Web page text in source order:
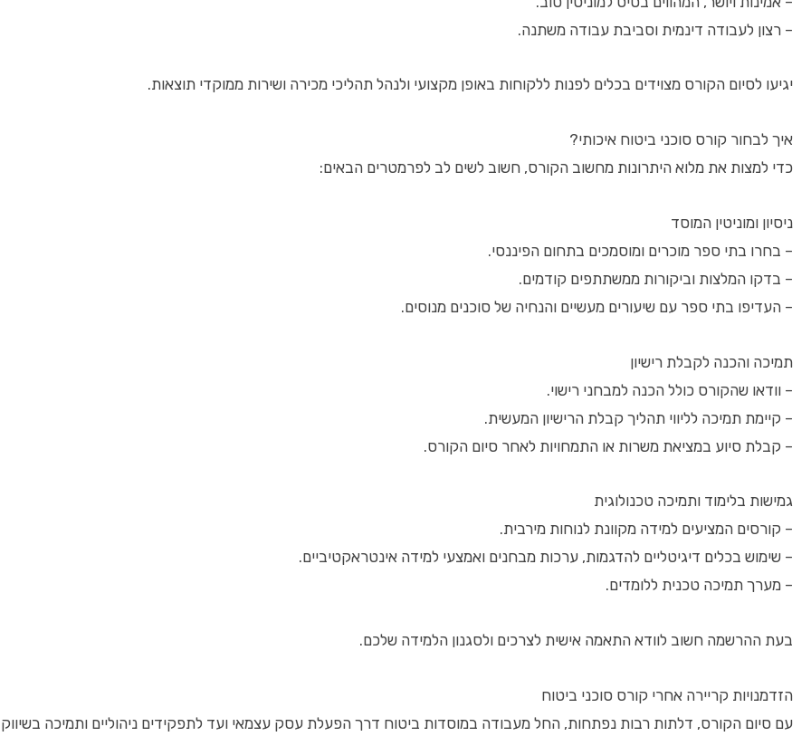
– רצון לעבודה דינמית וסביבת עבודה משתנה.
יגיעו לסיום הקורס מצוידים בכלים לפנות ללקוחות באופן מקצועי ולנהל תהליכי מכירה ושירות ממוקדי תוצאות.
איך לבחור קורס סוכני ביטוח איכותי?
כדי למצות את מלוא היתרונות מחשוב הקורס, חשוב לשים לב לפרמטרים הבאים:
ניסיון ומוניטין המוסד
– בחרו בתי ספר מוכרים ומוסמכים בתחום הפיננסי.
– בדקו המלצות וביקורות ממשתתפים קודמים.
– העדיפו בתי ספר עם שיעורים מעשיים והנחיה של סוכנים מנוסים.
תמיכה והכנה לקבלת רישיון
– וודאו שהקורס כולל הכנה למבחני רישוי.
– קיימת תמיכה לליווי תהליך קבלת הרישיון המעשית.
– קבלת סיוע במציאת משרות או התמחויות לאחר סיום הקורס.
גמישות בלימוד ותמיכה טכנולוגית
– קורסים המציעים למידה מקוונת לנוחות מירבית.
– שימוש בכלים דיגיטליים להדגמות, ערכות מבחנים ואמצעי למידה אינטראקטיביים.
– מערך תמיכה טכנית ללומדים.
בעת ההרשמה חשוב לוודא התאמה אישית לצרכים ולסגנון הלמידה שלכם.
הזדמנויות קריירה אחרי קורס סוכני ביטוח
עם סיום הקורס, דלתות רבות נפתחות, החל מעבודה במוסדות ביטוח דרך הפעלת עסק עצמאי ועד לתפקידים ניהוליים ותמיכה בשיווק